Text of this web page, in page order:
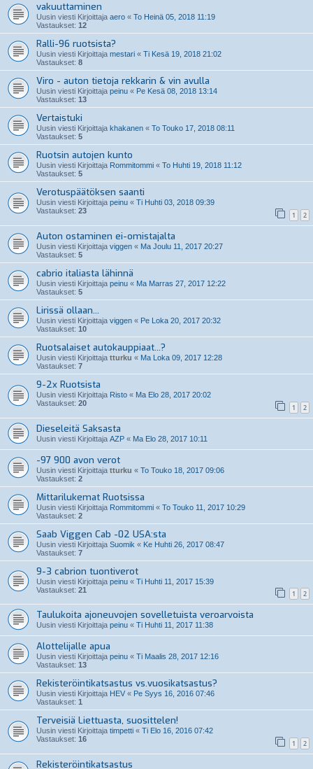
vakuuttaminen
Uusin viesti Kirjoittaja aero « To Heinä 05, 2018 11:19
Vastaukset: 12
Ralli-96 ruotsista?
Uusin viesti Kirjoittaja mestari « Ti Kesä 19, 2018 21:02
Vastaukset: 8
Viro - auton tietoja rekkarin & vin avulla
Uusin viesti Kirjoittaja peinu « Pe Kesä 08, 2018 13:14
Vastaukset: 13
Vertaistuki
Uusin viesti Kirjoittaja khakanen « To Touko 17, 2018 08:11
Vastaukset: 5
Ruotsin autojen kunto
Uusin viesti Kirjoittaja Rommitommi « To Huhti 19, 2018 11:12
Vastaukset: 5
Verotuspäätöksen saanti
Uusin viesti Kirjoittaja peinu « Ti Huhti 03, 2018 09:39
Vastaukset: 23 1 2
Auton ostaminen ei-omistajalta
Uusin viesti Kirjoittaja viggen « Ma Joulu 11, 2017 20:27
Vastaukset: 5
cabrio italiasta lähinnä
Uusin viesti Kirjoittaja peinu « Ma Marras 27, 2017 12:22
Vastaukset: 5
Lirissä ollaan...
Uusin viesti Kirjoittaja viggen « Pe Loka 20, 2017 20:32
Vastaukset: 10
Ruotsalaiset autokauppiaat...?
Uusin viesti Kirjoittaja tturku « Ma Loka 09, 2017 12:28
Vastaukset: 7
9-2x Ruotsista
Uusin viesti Kirjoittaja Risto « Ma Elo 28, 2017 20:02
Vastaukset: 20 1 2
Dieseleitä Saksasta
Uusin viesti Kirjoittaja AZP « Ma Elo 28, 2017 10:11
-97 900 avon verot
Uusin viesti Kirjoittaja tturku « To Touko 18, 2017 09:06
Vastaukset: 2
Mittarilukemat Ruotsissa
Uusin viesti Kirjoittaja Rommitommi « To Touko 11, 2017 10:29
Vastaukset: 2
Saab Viggen Cab -02 USA:sta
Uusin viesti Kirjoittaja Suomik « Ke Huhti 26, 2017 08:47
Vastaukset: 7
9-3 cabrion tuontiverot
Uusin viesti Kirjoittaja peinu « Ti Huhti 11, 2017 15:39
Vastaukset: 21 1 2
Taulukoita ajoneuvojen sovelletuista veroarvoista
Uusin viesti Kirjoittaja peinu « Ti Huhti 11, 2017 11:38
Alottelijalle apua
Uusin viesti Kirjoittaja peinu « Ti Maalis 28, 2017 12:16
Vastaukset: 13
Rekisteröintikatsastus vs.vuosikatsastus?
Uusin viesti Kirjoittaja HEV « Pe Syys 16, 2016 07:46
Vastaukset: 1
Terveisiä Liettuasta, suosittelen!
Uusin viesti Kirjoittaja timpetti « Ti Elo 16, 2016 07:42
Vastaukset: 16 1 2
Rekisteröintikatsastus